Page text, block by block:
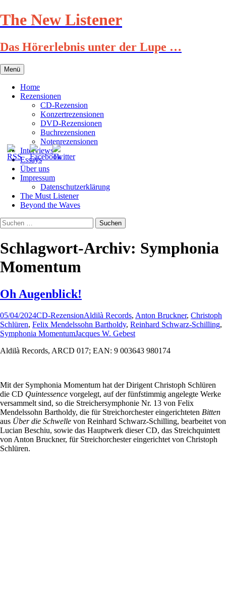
Zum
Inhalt
The New Listener
Das Hörerlebnis unter der Lupe …
Menü
Home
Rezensionen
CD-Rezension
Konzertrezensionen
DVD-Rezensionen
Buchrezensionen
Notenrezensionen
Interviews
Essays
Über uns
Impressum
Datenschutzerklärung
The Must Listener
Beyond the Waves
Suchen
nach:
Schlagwort-Archiv: Symphonia
Momentum
Oh Augenblick!
05/04/2024CD-RezensionAldilà Records, Anton Bruckner, Christoph
Schlüren, Felix Mendelssohn Bartholdy, Reinhard Schwarz-Schilling,
Symphonia MomentumJacques W. Gebest
Aldilà Records, ARCD 017; EAN: 9 003643 980174
Mit der Symphonia Momentum hat der Dirigent Christoph Schlüren
die CD Quintessence vorgelegt, auf der fünfstimmig angelegte Werke
versammelt sind, so die Streichersymphonie Nr. 13 von Felix
Mendelssohn Bartholdy, die für Streichorchester eingerichteten Bitten
aus Über die Schwelle von Reinhard Schwarz-Schilling, bearbeitet von
Lucian Beschiu, sowie das Hauptwerk dieser CD, das Streichquintett
von Anton Bruckner, für Streichorchester eingerichtet von Christoph
Schlüren.